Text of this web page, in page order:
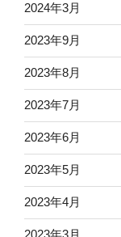
2024年3月
2023年9月
2023年8月
2023年7月
2023年6月
2023年5月
2023年4月